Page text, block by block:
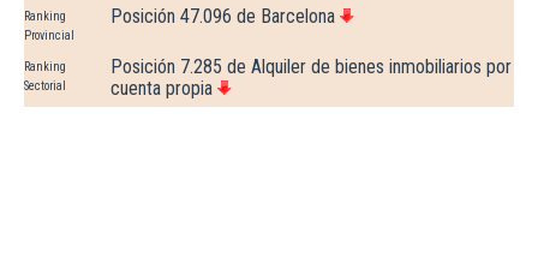
Ranking
Provincial
Posición 47.096 de Barcelona
Ranking
Sectorial
Posición 7.285 de Alquiler de bienes inmobiliarios por
cuenta propia